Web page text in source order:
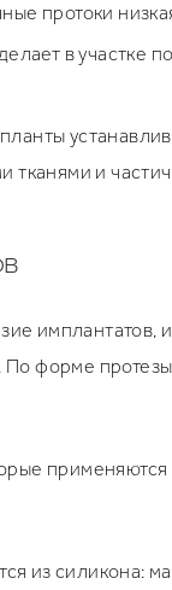
протоки
в участке
тканями и
имплантатов,
форме
из силикона: